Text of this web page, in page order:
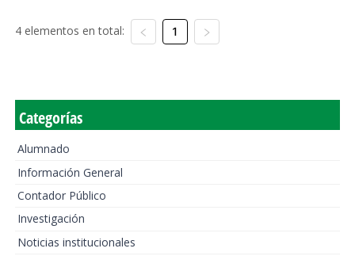
4 elementos en total: 1
Categorías
Alumnado
Información General
Contador Público
Investigación
Noticias institucionales